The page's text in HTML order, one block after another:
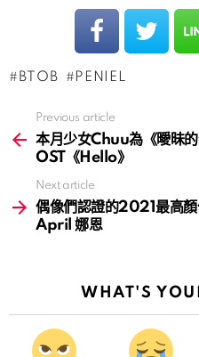
BTOB PENIEL
more
Previous article
本月少女Chuu為《曖昧
OST《Hello》
Next article
偶像們認證的2021最高
April 娜恩
WHAT'S